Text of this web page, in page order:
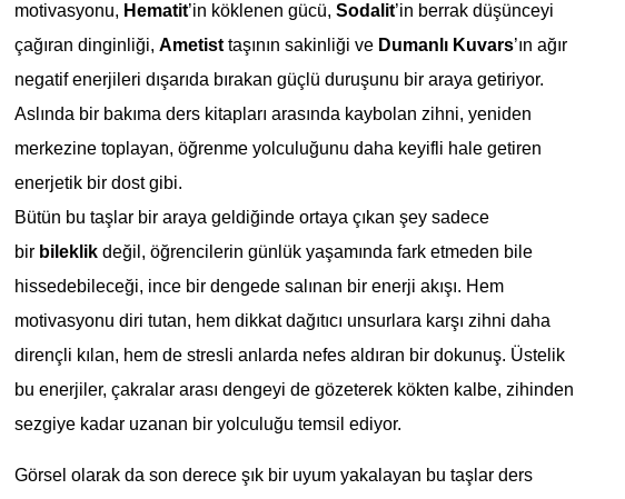
motivasyonu, Hematit’in köklenen gücü, Sodalit’in berrak düşünceyi
çağıran dinginliği, Ametisttaşının sakinliği ve Dumanlı Kuvars’ın ağır
negatif enerjileri dışarıda bırakan güçlü duruşunu bir araya getiriyor.
Aslında bir bakıma ders kitapları arasında kaybolan zihni, yeniden
merkezine toplayan, öğrenme yolculuğunu daha keyifli hale getiren
enerjetik bir dost gibi.
Bütün bu taşlar bir araya geldiğinde ortaya çıkan şey sadece
bir bileklik değil, öğrencilerin günlük yaşamında fark etmeden bile
hissedebileceği, ince bir dengede salınan bir enerji akışı. Hem
motivasyonu diri tutan, hem dikkat dağıtıcı unsurlara karşı zihni daha
dirençli kılan, hem de stresli anlarda nefes aldıran bir dokunuş. Üstelik
bu enerjiler, çakralar arası dengeyi de gözeterek kökten kalbe, zihinden
sezgiye kadar uzanan bir yolculuğu temsil ediyor.
Görsel olarak da son derece şık bir uyum yakalayan bu taşlar ders